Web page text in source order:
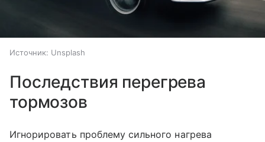
Источник: Unsplash
Последствия перегрева
тормозов
Игнорировать проблему сильного нагрева